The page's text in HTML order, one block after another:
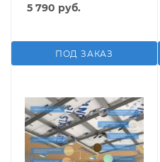
5 790 руб.
ПОД ЗАКАЗ